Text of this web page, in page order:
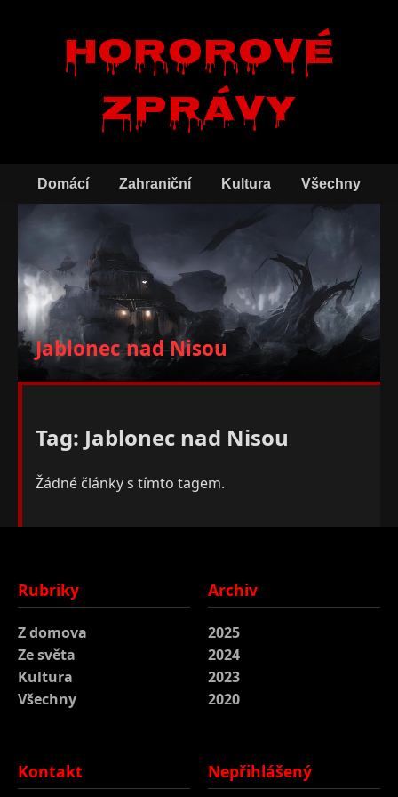
Hororové
zprávy
Domácí Zahraniční Kultura Všechny
Jablonec nad Nisou
Tag: Jablonec nad Nisou
Žádné články s tímto tagem.
Rubriky
Z domova
Ze světa
Kultura
Všechny
Archiv
2025
2024
2023
2020
Kontakt Nepřihlášený